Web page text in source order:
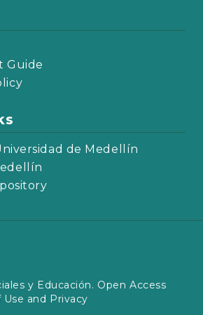
Guide
de Medellín
y Educación. Open Access
Use and Privacy